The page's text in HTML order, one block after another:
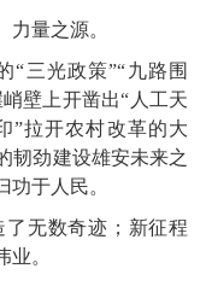
量之源。
三光政策”“九路围
壁上开凿出“人工天
”拉开农村改革的大
韧劲建设雄安未来之
于人民。
无数奇迹；新征程
业。